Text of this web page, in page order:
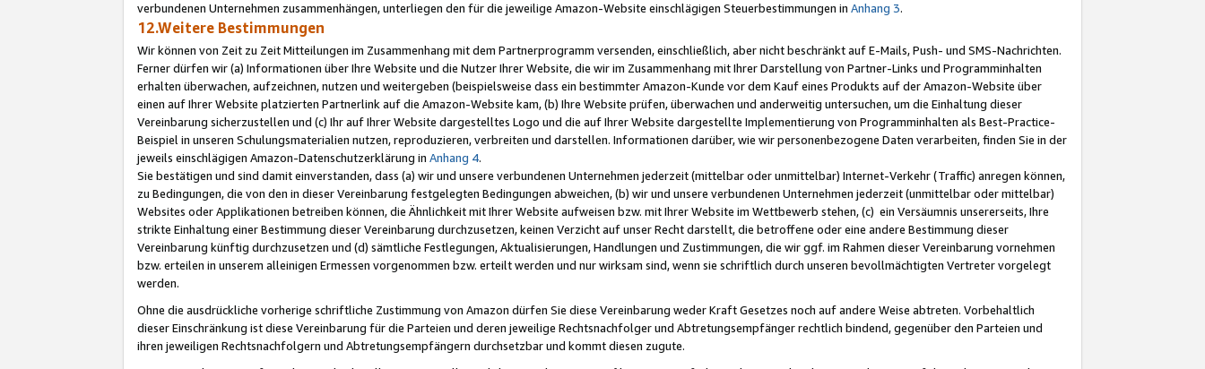
verbundenen Unternehmen zusammenhängen, unterliegen den für die jeweilige Amazon-Website einschlägigen Steuerbestimmungen in Anhang 3.
12.Weitere Bestimmungen
Wir können von Zeit zu Zeit Mitteilungen im Zusammenhang mit dem Partnerprogramm versenden, einschließlich, aber nicht beschränkt auf E-Mails, Push- und SMS-Nachrichten.
Ferner dürfen wir (a) Informationen über Ihre Website und die Nutzer Ihrer Website, die wir im Zusammenhang mit Ihrer Darstellung von Partner-Links und Programminhalten
erhalten überwachen, aufzeichnen, nutzen und weitergeben (beispielsweise dass ein bestimmter Amazon-Kunde vor dem Kauf eines Produkts auf der Amazon-Website über
einen auf Ihrer Website platzierten Partnerlink auf die Amazon-Website kam, (b) Ihre Website prüfen, überwachen und anderweitig untersuchen, um die Einhaltung dieser
Vereinbarung sicherzustellen und (c) Ihr auf Ihrer Website dargestelltes Logo und die auf Ihrer Website dargestellte Implementierung von Programminhalten als Best-Practice-
Beispiel in unseren Schulungsmaterialien nutzen, reproduzieren, verbreiten und darstellen. Informationen darüber, wie wir personenbezogene Daten verarbeiten, finden Sie in der
jeweils einschlägigen Amazon-Datenschutzerklärung in Anhang 4.
Sie bestätigen und sind damit einverstanden, dass (a) wir und unsere verbundenen Unternehmen jederzeit (mittelbar oder unmittelbar) Internet-Verkehr (Traffic) anregen können,
zu Bedingungen, die von den in dieser Vereinbarung festgelegten Bedingungen abweichen, (b) wir und unsere verbundenen Unternehmen jederzeit (unmittelbar oder mittelbar)
Websites oder Applikationen betreiben können, die Ähnlichkeit mit Ihrer Website aufweisen bzw. mit Ihrer Website im Wettbewerb stehen, (c) ein Versäumnis unsererseits, Ihre
strikte Einhaltung einer Bestimmung dieser Vereinbarung durchzusetzen, keinen Verzicht auf unser Recht darstellt, die betroffene oder eine andere Bestimmung dieser
Vereinbarung künftig durchzusetzen und (d) sämtliche Festlegungen, Aktualisierungen, Handlungen und Zustimmungen, die wir ggf. im Rahmen dieser Vereinbarung vornehmen
bzw. erteilen in unserem alleinigen Ermessen vorgenommen bzw. erteilt werden und nur wirksam sind, wenn sie schriftlich durch unseren bevollmächtigten Vertreter vorgelegt
werden.
Ohne die ausdrückliche vorherige schriftliche Zustimmung von Amazon dürfen Sie diese Vereinbarung weder Kraft Gesetzes noch auf andere Weise abtreten. Vorbehaltlich
dieser Einschränkung ist diese Vereinbarung für die Parteien und deren jeweilige Rechtsnachfolger und Abtretungsempfänger rechtlich bindend, gegenüber den Parteien und
ihren jeweiligen Rechtsnachfolgern und Abtretungsempfängern durchsetzbar und kommt diesen zugute.